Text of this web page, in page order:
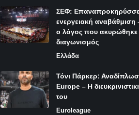
ΣΕΦ:
ενεργειακή αναβάθμιση
ο λόγος που
διαγωνισμός
Ελλάδα
Τόνι Πάρκερ:
Europe – Η
του
Euroleague